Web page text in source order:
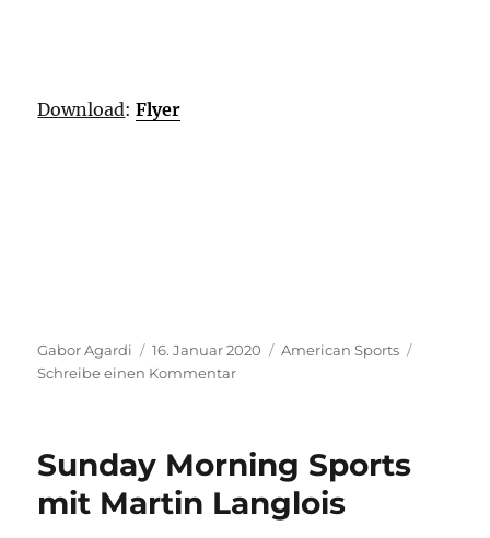
Download:Flyer
Autor
Gabor Agardi
Veröffentlicht
am
16. Januar 2020 Kategorien
American Sports
Schreibe einen Kommentarzu
startet
der
Sunday Morning Sports
mit Martin Langlois